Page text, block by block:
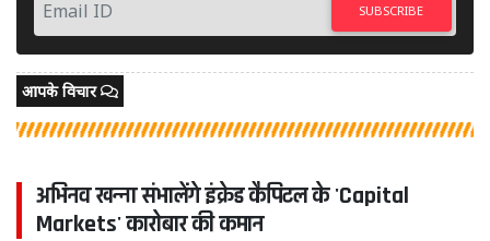
SUBSCRIBE
आपके विचार
अभिनव खन्ना संभालेंगे इंक्रेड कैपिटल के 'Capital
Markets' कारोबार की कमान